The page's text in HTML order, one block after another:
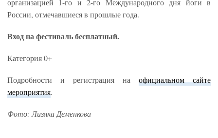
организацией 1-го и 2-го Международного дня йоги в
России, отмечавшиеся в прошлые года.
Вход на фестиваль бесплатный.
Категория 0+
Подробности и регистрация на официальном сайте
мероприятия.
Фото: Лизяка Деменкова